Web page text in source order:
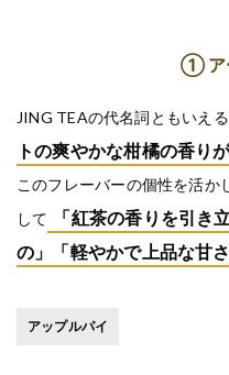
① ア
JING TEAの代名詞ともいえる
トの爽やかな柑橘の香り
このフレーバーの個性を活か
して
「紅茶の香りを引き
の」「軽やかで上品な甘
アップルパイ